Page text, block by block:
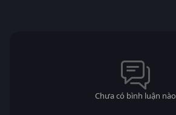
Chưa có bình luận nào